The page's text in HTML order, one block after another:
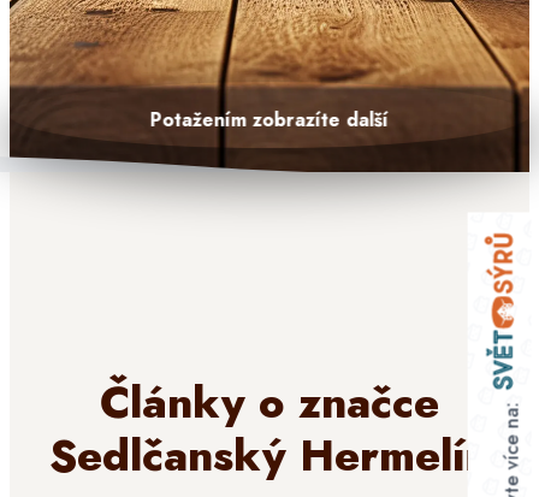
Potažením zobrazíte další
Články o značce
Sedlčanský Hermelín